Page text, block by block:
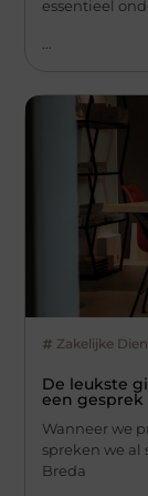
essentieel
Zakelijke
De leukste
een
Wanneer we
spreken we al
Breda